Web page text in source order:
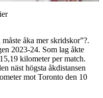
åka mer skridskor”?.
2023-24. Som lag åkte
kilometer per match.
näst högsta åkdistansen
mot Toronto den 10